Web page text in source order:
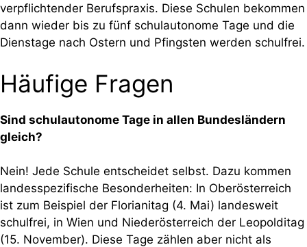
verpflichtender Berufspraxis. Diese Schulen bekommen
dann wieder bis zu fünf schulautonome Tage und die
Dienstage nach Ostern und Pfingsten werden schulfrei.
Häufige Fragen
Sind schulautonome Tage in allen Bundesländern
gleich?
Nein! Jede Schule entscheidet selbst. Dazu kommen
landesspezifische Besonderheiten: In Oberösterreich
ist zum Beispiel der Florianitag (4. Mai) landesweit
schulfrei, in Wien und Niederösterreich der Leopolditag
(15. November). Diese Tage zählen aber nicht als